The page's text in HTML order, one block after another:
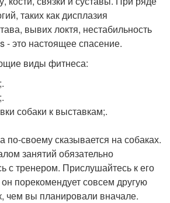
таких как дисплазия
вывих локтя, нестабильность
- это настоящее спасение.
виды фитнеса:
собаки к выставкам;.
своему сказывается на собаках.
занятий обязательно
с тренером. Прислушайтесь к его
порекомендует совсем другую
чем вы планировали вначале.